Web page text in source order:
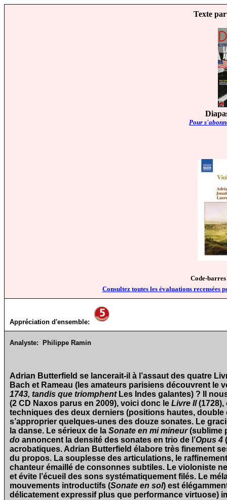
Texte
Pour
Code-
Consultez toutes les évaluations recensées
Appréciation d'ensemble:
Analyste: Philippe Ramin
Adrian Butterfield se lancerait-il à l’assaut des quatre
Bach et Rameau (les amateurs parisiens découvrent le
1743, tandis que triomphentLes Indes galantes) ? Il
(2 CD Naxos parus en 2009), voici donc le Livre Il(1728),
techniques des deux derniers (positions hautes,
s’approprier quelques-unes des douze sonates. Le
la danse. Le sérieux de la Sonate en mi mineur(sublime
do annoncent la densité des sonates en trio de l’Opus 4
acrobatiques. Adrian Butterfield élabore très finement
du propos. La souplesse des articulations, le
chanteur émaillé de consonnes subtiles. Le violoniste
et évite l’écueil des sons systématiquement filés. Le
mouvements introductifs (Sonate en sol) est
délicatement expressif plus que performance virtuose)